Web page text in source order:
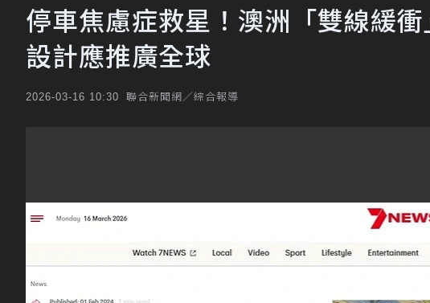
停車焦慮症救星！澳洲「雙線緩
設計應推廣全球
2026-03-16 10:30 聯合新聞網／綜合報導